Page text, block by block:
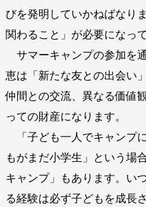
びを発明していかねばなり
関わること」が必要になっ
サマーキャンプの参加を
恵は「新たな友との出会い
仲間との交流、異なる価値
っての財産になります。
「子ども一人でキャンプ
もがまだ小学生」という場
キャンプ」もあります。い
る経験は必ず子どもを成長